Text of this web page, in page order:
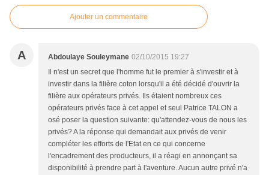
Ajouter un commentaire
A Abdoulaye Souleymane 02/10/2015 19:27
Il n'est un secret que l'homme fut le premier à s'investir et à
investir dans la filière coton lorsqu'il a été décidé d'ouvrir la
filière aux opérateurs privés. Ils étaient nombreux ces
opérateurs privés face à cet appel et seul Patrice TALON a
osé poser la question suivante: qu'attendez-vous de nous les
privés? A la réponse qui demandait aux privés de venir
compléter les efforts de l'Etat en ce qui concerne
l'encadrement des producteurs, il a réagi en annonçant sa
disponibilité à prendre part à l'aventure. Aucun autre privé n'a